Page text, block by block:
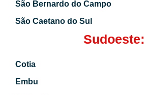
São Bernardo do Campo
São Caetano do Sul
Sudoeste:
Cotia
Embu